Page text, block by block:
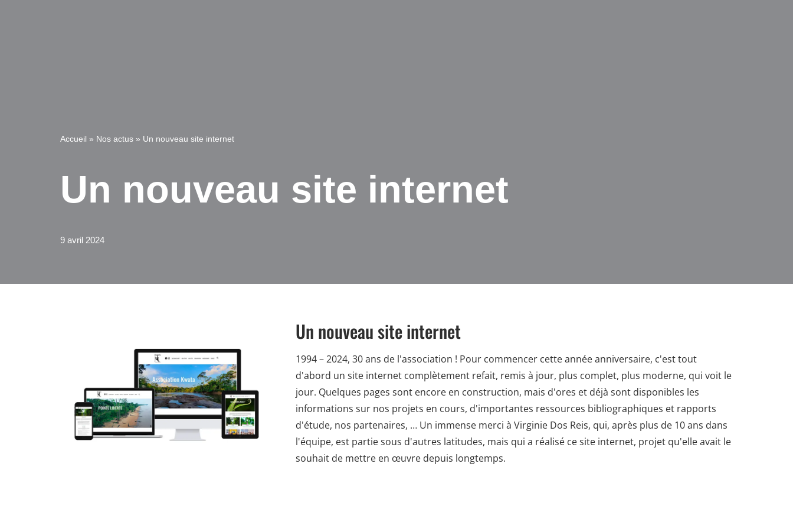
Accueil » Nos actus » Un nouveau site internet
Un nouveau site internet
9 avril 2024
Un nouveau site internet
1994 – 2024, 30 ans de l'association ! Pour commencer cette année anniversaire, c'est tout
d'abord un site internet complètement refait, remis à jour, plus complet, plus moderne, qui voit le
jour. Quelques pages sont encore en construction, mais d'ores et déjà sont disponibles les
informations sur nos projets en cours, d'importantes ressources bibliographiques et rapports
d'étude, nos partenaires, … Un immense merci à Virginie Dos Reis, qui, après plus de 10 ans dans
l'équipe, est partie sous d'autres latitudes, mais qui a réalisé ce site internet, projet qu'elle avait le
souhait de mettre en œuvre depuis longtemps.